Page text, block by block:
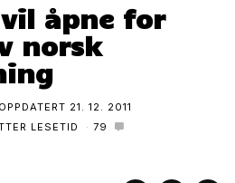
åpne for
norsk
OPPDATERT 21. 12. 2011
LESETID 79